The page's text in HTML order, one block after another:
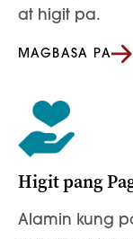
at higit pa.
MAGBASA PA
Higit pang
Alamin kung